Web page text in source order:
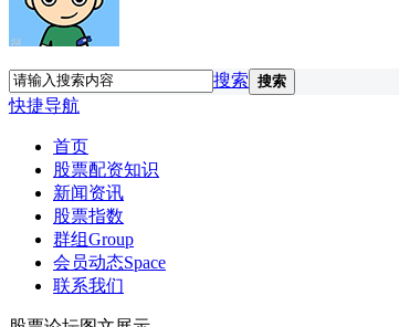
搜索 搜索
快捷导航
首页
股票配资知识
新闻资讯
股票指数
群组Group
会员动态Space
联系我们